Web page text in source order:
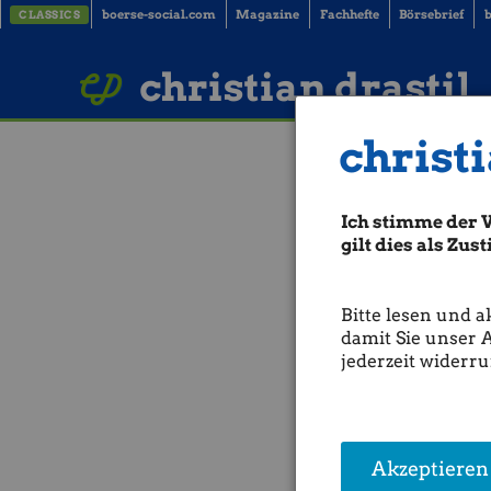
Ich stimme der
gilt dies als
Bitte lesen und
damit Sie unser
jederzeit
CLASSICS boerse-social.com Magazine Fachhefte Börsebrief
christian drastil
ATX-Trends:
Aus den Morning News
Höchststand abgefallen.
bei den Anlegern zu
Gegenliebe.Zum
es um 0,84 Prozent auf
Inzwischen liegt der Preis
Grundsatzerklärung zur
Donald Trumpmüsse